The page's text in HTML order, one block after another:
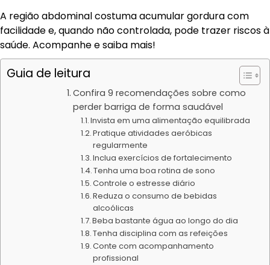
A região abdominal costuma acumular gordura com
facilidade e, quando não controlada, pode trazer riscos à
saúde. Acompanhe e saiba mais!
Guia de leitura
Confira 9 recomendações sobre como
perder barriga de forma saudável
Invista em uma alimentação equilibrada
Pratique atividades aeróbicas
regularmente
Inclua exercícios de fortalecimento
Tenha uma boa rotina de sono
Controle o estresse diário
Reduza o consumo de bebidas
alcoólicas
Beba bastante água ao longo do dia
Tenha disciplina com as refeições
Conte com acompanhamento
profissional